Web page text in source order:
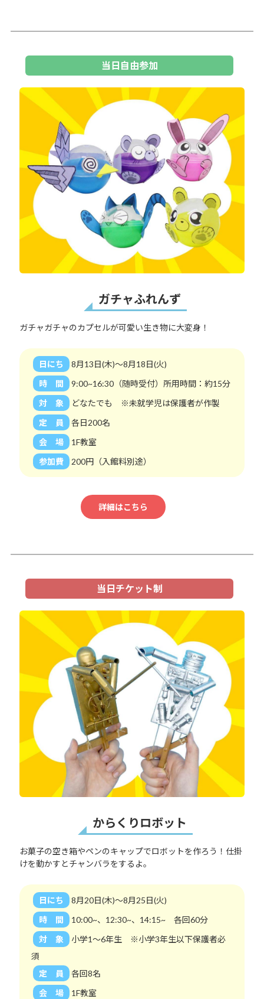
当日自由参加
ガチャふれんず
ガチャガチャのカプセルが可愛い生き物に大変身！
日にち
8月13日(木)～8月18日(火)
時 間
9:00~16:30（随時受付）所用時間：約15分
対 象
どなたでも ※未就学児は保護者が作製
定 員
各日200名
会 場
1F教室
参加費
200円（入館料別途）
詳細はこちら
当日チケット制
からくりロボット
お菓子の空き箱やペンのキャップでロボットを作ろう！仕掛
けを動かすとチャンバラをするよ。
日にち
8月20日(木)～8月25日(火)
時 間
10:00~、12:30~、14:15~ 各回60分
対 象
小学1～6年生 ※小学3年生以下保護者必
須
定 員
各回8名
会 場
1F教室